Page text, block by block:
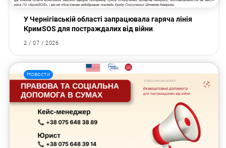
У Чернігівській області запрацювала гаряча лінія
КримSOS для постраждалих від війни
2 / 07 / 2026
Новости